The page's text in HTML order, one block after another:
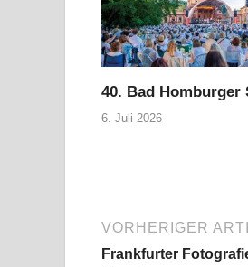
40. Bad Homburger
6. Juli 2026
VORHERIGER
Frankfurter